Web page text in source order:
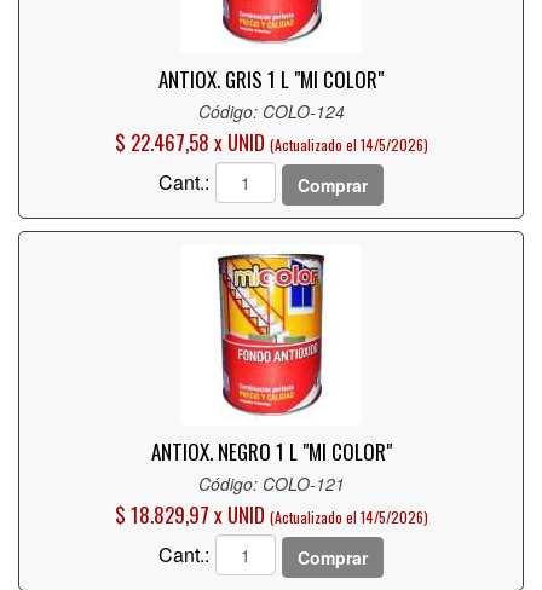
ANTIOX. GRIS 1 L "MI COLOR"
Código: COLO-124
$ 22.467,58 x UNID (Actualizado el 14/5/2026)
Cant.: Comprar
ANTIOX. NEGRO 1 L "MI COLOR"
Código: COLO-121
$ 18.829,97 x UNID (Actualizado el 14/5/2026)
Cant.: Comprar